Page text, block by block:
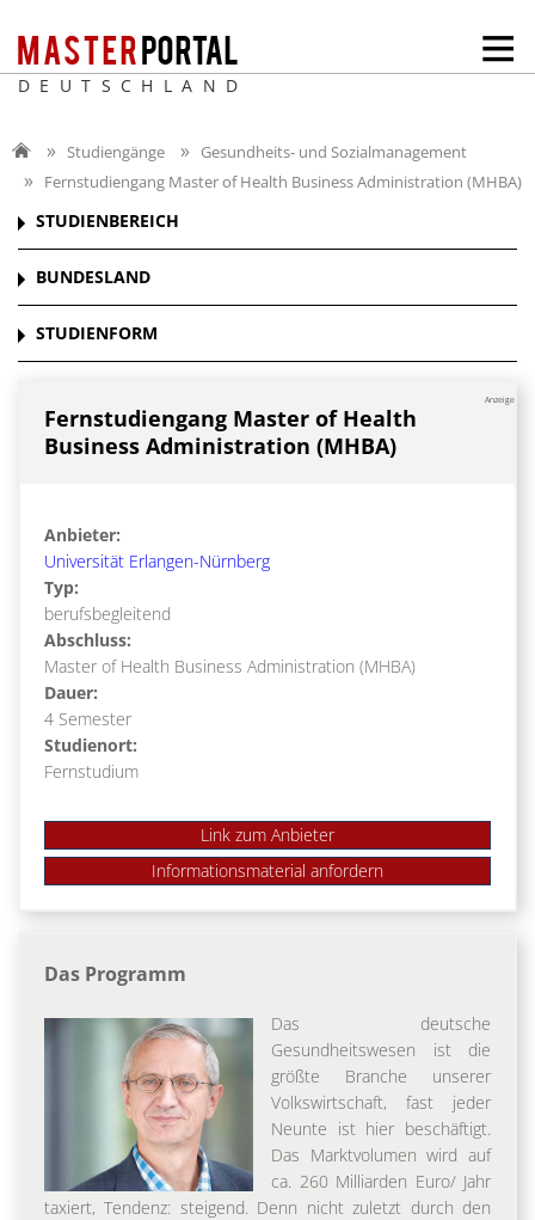
DEUTSCHLAND
Studiengänge
Gesundheits- und Sozialmanagement
Fernstudiengang Master of Health Business Administration (MHBA)
STUDIENBEREICH
BUNDESLAND
STUDIENFORM
Anzeige
Fernstudiengang Master of Health
Business Administration (MHBA)
Anbieter:
Universität Erlangen-Nürnberg
Typ:
berufsbegleitend
Abschluss:
Master of Health Business Administration (MHBA)
Dauer:
4 Semester
Studienort:
Fernstudium
Link zum Anbieter
Das Programm
Das deutsche
Gesundheitswesen ist die
größte Branche unserer
Volkswirtschaft, fast jeder
Neunte ist hier beschäftigt.
Das Marktvolumen wird auf
ca. 260 Milliarden Euro/ Jahr
taxiert, Tendenz: steigend. Denn nicht zuletzt durch den